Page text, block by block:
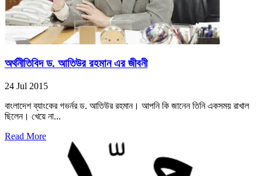
অর্থনীতিবিদ ড. আতিউর রহমান এর জীবনী
24 Jul 2015
বাংলাদেশ ব্যাংকের গভর্নর ড. আতিউর রহমান। আপনি কি জানেন তিনি একসময় রাখাল
ছিলেন। খেয়ে না...
Read More